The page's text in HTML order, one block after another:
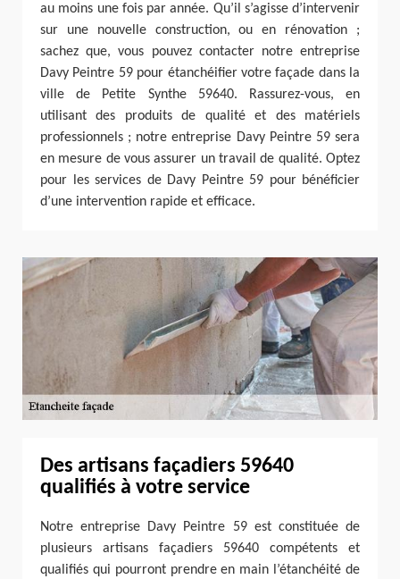
au moins une fois par année. Qu’il s’agisse d’intervenir
sur une nouvelle construction, ou en rénovation ;
sachez que, vous pouvez contacter notre entreprise
Davy Peintre 59 pour étanchéifier votre façade dans la
ville de Petite Synthe 59640. Rassurez-vous, en
utilisant des produits de qualité et des matériels
professionnels ; notre entreprise Davy Peintre 59 sera
en mesure de vous assurer un travail de qualité. Optez
pour les services de Davy Peintre 59 pour bénéficier
d’une intervention rapide et efficace.
Des artisans façadiers 59640
qualifiés à votre service
Notre entreprise Davy Peintre 59 est constituée de
plusieurs artisans façadiers 59640 compétents et
qualifiés qui pourront prendre en main l’étanchéité de